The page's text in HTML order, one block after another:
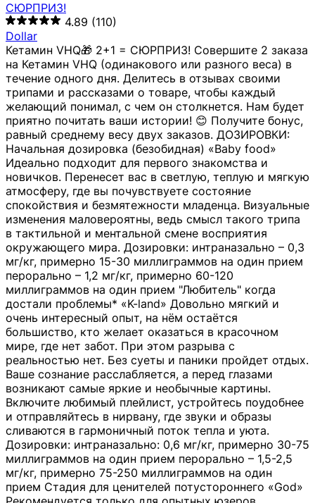
СЮРПРИЗ!
4.89 (110)
Dollar
Кетамин VHQ🎁 2+1 = СЮРПРИЗ! Совершите 2 заказа
на Кетамин VHQ (одинакового или разного веса) в
течение одного дня. Делитесь в отзывах своими
трипами и рассказами о товаре, чтобы каждый
желающий понимал, с чем он столкнется. Нам будет
приятно почитать ваши истории! 😊 Получите бонус,
равный среднему весу двух заказов. ДОЗИРОВКИ:
Начальная дозировка (безобидная) «Baby food»
Идеально подходит для первого знакомства и
новичков. Перенесет вас в светлую, теплую и мягкую
атмосферу, где вы почувствуете состояние
спокойствия и безмятежности младенца. Визуальные
изменения маловероятны, ведь смысл такого трипа
в тактильной и ментальной смене восприятия
окружающего мира. Дозировки: интраназально – 0,3
мг/кг, примерно 15-30 миллиграммов на один прием
перорально – 1,2 мг/кг, примерно 60-120
миллиграммов на один прием "Любитель" когда
достали проблемы* «K-land» Довольно мягкий и
очень интересный опыт, на нём остаётся
большиство, кто желает оказаться в красочном
мире, где нет забот. При этом разрыва с
реальностью нет. Без суеты и паники пройдет отдых.
Ваше сознание расслабляется, а перед глазами
возникают самые яркие и необычные картины.
Включите любимый плейлист, устройтесь поудобнее
и отправляйтесь в нирвану, где звуки и образы
сливаются в гармоничный поток тепла и уюта.
Дозировки: интраназально: 0,6 мг/кг, примерно 30-75
миллиграммов на один прием перорально – 1,5-2,5
мг/кг, примерно 75-250 миллиграммов на один
прием Стадия для ценителей потустороннего «God»